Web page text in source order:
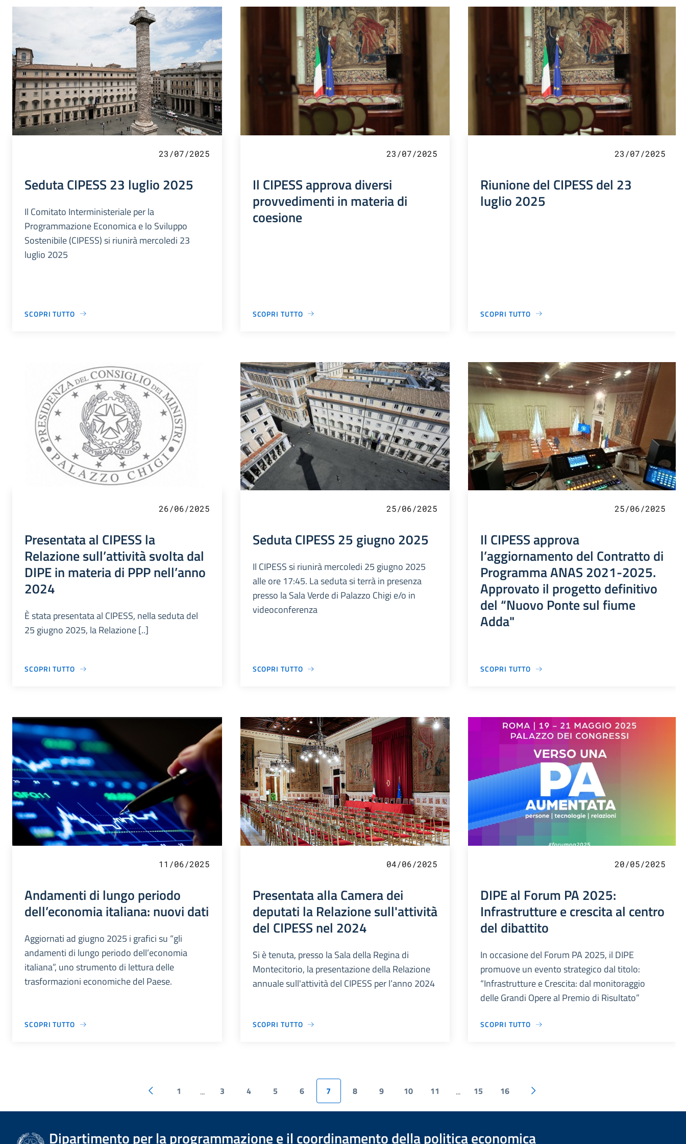
23/07/2025
Seduta CIPESS 23 luglio 2025
Il Comitato Interministeriale per la
Programmazione Economica e lo Sviluppo
Sostenibile (CIPESS) si riunirà mercoledi 23
luglio 2025
SCOPRI TUTTO
23/07/2025
Il CIPESS approva diversi
provvedimenti in materia di
coesione
SCOPRI TUTTO
23/07/2025
Riunione del CIPESS del 23
luglio 2025
SCOPRI TUTTO
26/06/2025
Presentata al CIPESS la
Relazione sull’attività svolta dal
DIPE in materia di PPP nell’anno
2024
È stata presentata al CIPESS, nella seduta del
25 giugno 2025, la Relazione [..]
SCOPRI TUTTO
25/06/2025
Seduta CIPESS 25 giugno 2025
Il CIPESS si riunirà mercoledi 25 giugno 2025
alle ore 17:45. La seduta si terrà in presenza
presso la Sala Verde di Palazzo Chigi e/o in
videoconferenza
SCOPRI TUTTO
25/06/2025
Il CIPESS approva
l’aggiornamento del Contratto di
Programma ANAS 2021-2025.
Approvato il progetto definitivo
del “Nuovo Ponte sul fiume
Adda"
SCOPRI TUTTO
11/06/2025
Andamenti di lungo periodo
dell’economia italiana: nuovi dati
Aggiornati ad giugno 2025 i grafici su “gli
andamenti di lungo periodo dell’economia
italiana”, uno strumento di lettura delle
trasformazioni economiche del Paese.
SCOPRI TUTTO
04/06/2025
Presentata alla Camera dei
deputati la Relazione sull'attività
del CIPESS nel 2024
Si è tenuta, presso la Sala della Regina di
Montecitorio, la presentazione della Relazione
annuale sull'attività del CIPESS per l’anno 2024
SCOPRI TUTTO
20/05/2025
DIPE al Forum PA 2025:
Infrastrutture e crescita al centro
del dibattito
In occasione del Forum PA 2025, il DIPE
promuove un evento strategico dal titolo:
“Infrastrutture e Crescita: dal monitoraggio
delle Grandi Opere al Premio di Risultato”
SCOPRI TUTTO
1 ... 3 4 5 6 7 8 9 10 11 ... 15 16
Dipartimento per la programmazione e il coordinamento della politica economica